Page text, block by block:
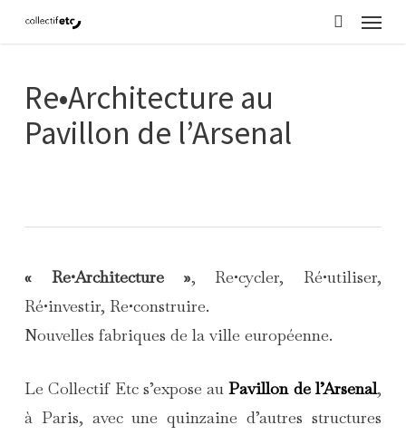
content
Menu
Re•Architecture au
Pavillon de l’Arsenal
« Re•Architecture », Re•cycler, Ré•utiliser,
Ré•investir, Re•construire.
Nouvelles fabriques de la ville européenne.
Le Collectif Etc s’expose auPavillon de l’Arsenal,
à Paris, avec une quinzaine d’autres structures